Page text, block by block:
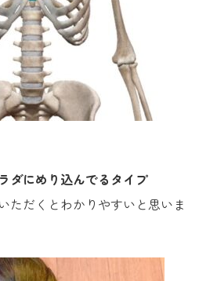
ダにめり込んでるタイプ
ただくとわかりやすいと思いま